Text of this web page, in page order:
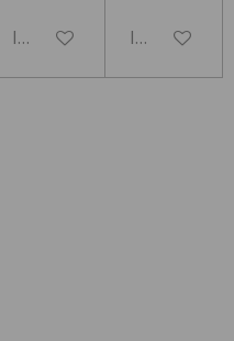
hoogte
In winkelwagenIn